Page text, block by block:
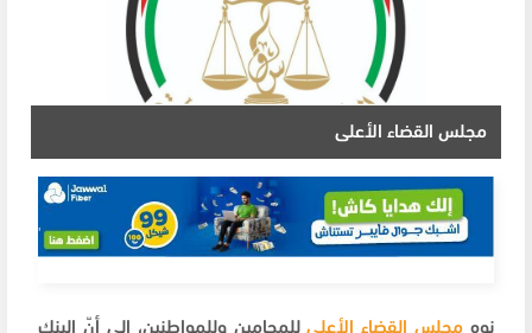
مجلس القضاء الأعلى
نوه مجلس القضاء الأعلىللمحامين وللمواطنين، إلى أنّ البنك